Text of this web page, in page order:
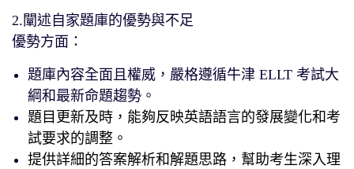
2.闡述自家題庫的優勢與不足
優勢方面：
題庫內容全面且權威，嚴格遵循牛津 ELLT 考試大
綱和最新命題趨勢。
題目更新及時，能夠反映英語語言的發展變化和考
試要求的調整。
提供詳細的答案解析和解題思路，幫助考生深入理